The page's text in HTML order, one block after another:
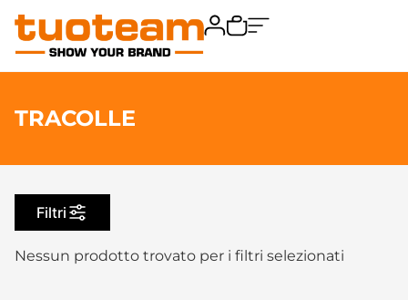
TRACOLLE
Filtri
Nessun prodotto trovato per i filtri selezionati